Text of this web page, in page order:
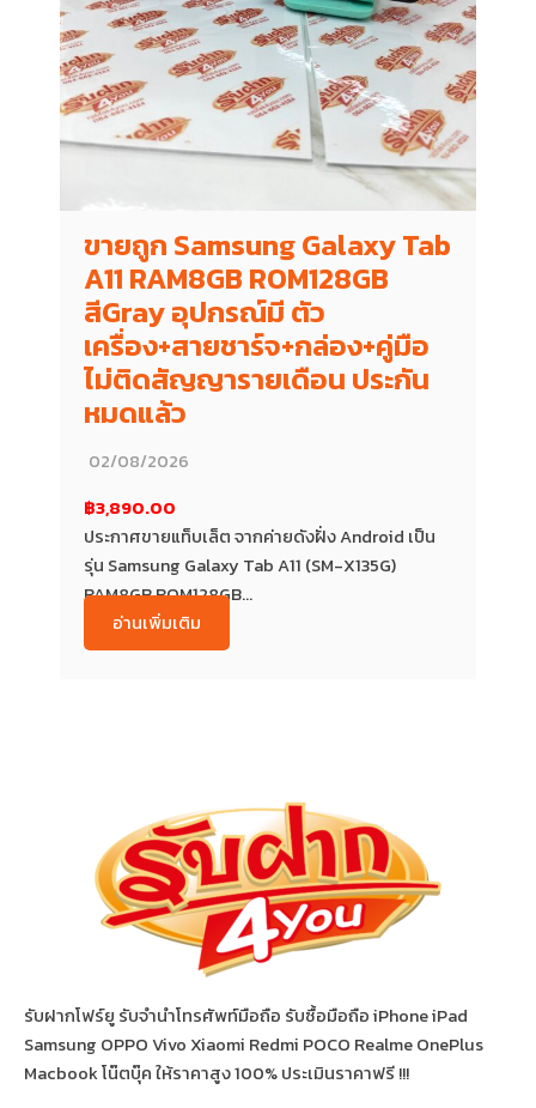
ขายถูก Samsung Galaxy Tab
A11 RAM8GB ROM128GB
สีGray อุปกรณ์มี ตัว
เครื่อง+สายชาร์จ+กล่อง+คู่มือ
ไม่ติดสัญญารายเดือน ประกัน
หมดแล้ว
02/08/2026
฿3,890.00
ประกาศขายแท็บเล็ต จากค่ายดังฝั่ง Android เป็น
รุ่น Samsung Galaxy Tab A11 (SM-X135G)
RAM8GB ROM128GB...
อ่านเพิ่มเติม
รับฝากโฟร์ยู รับจำนำโทรศัพท์มือถือ รับซื้อมือถือ iPhone iPad
Samsung OPPO Vivo Xiaomi Redmi POCO Realme OnePlus
Macbook โน๊ตบุ๊ค ให้ราคาสูง 100% ประเมินราคาฟรี !!!